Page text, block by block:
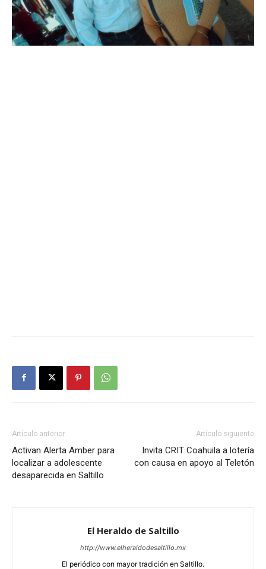
Artículo anterior
Activan Alerta Amber para
localizar a adolescente
desaparecida en Saltillo
Artículo siguiente
Invita CRIT Coahuila a lotería
con causa en apoyo al Teletón
El Heraldo de Saltillo
http://www.elheraldodesaltillo.mx
El periódico con mayor tradición en Saltillo.